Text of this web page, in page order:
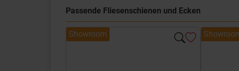
Passende Fliesenschienen und Ecken
Showroom